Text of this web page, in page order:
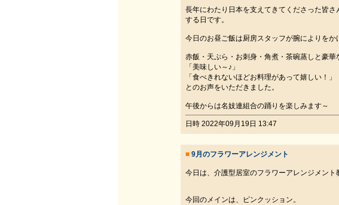
長年にわたり日本を支えてきてくださった皆
する日です。
今日のお昼ご飯は厨房スタッフが腕によりをか
赤飯・天ぷら・お刺身・角煮・茶碗蒸しと豪華
「美味しい～♪」
「食べきれないほどお料理があって嬉しい！」
とのお声をいただきました。
午後からは名妓連組合の踊りを楽しみます～
日時 2022年09月19日 13:47
■ 9月のフラワーアレンジメント
今日は、介護型居室のフラワーアレンジメント
今回のメインは、ピンクッション。